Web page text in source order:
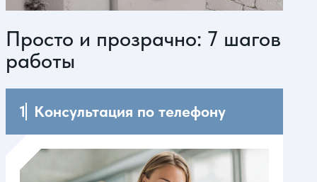
Просто и прозрачно: 7 шагов
работы
Консультация по телефону